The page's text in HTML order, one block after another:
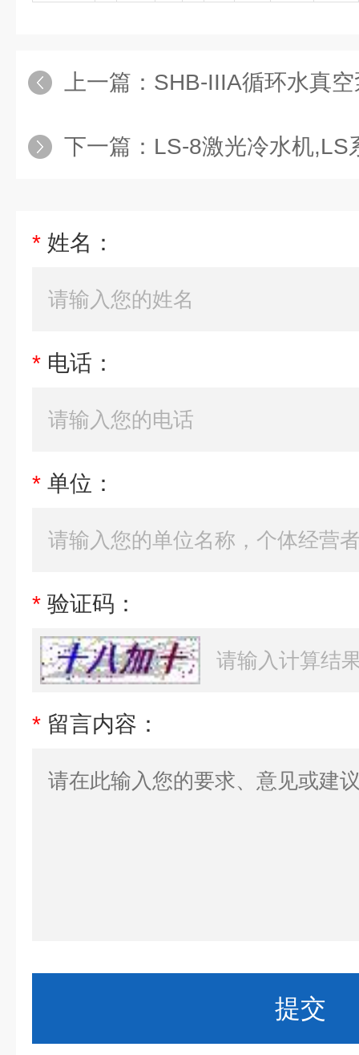
上一篇： SHB-IIIA循环水真
下一篇： LS-8激光冷水机,LS
* 姓名：
* 电话：
* 单位：
* 验证码：
* 留言内容：